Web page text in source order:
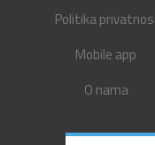
Politika privatnosi
Mobile app
O nama